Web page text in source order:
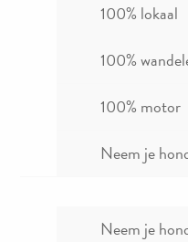
100% lokaal
100%
100% motor
Neem je
Neem je
in Millau, de
te vereenvoudigen.